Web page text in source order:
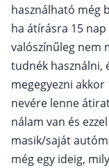
használható még
ha átírásra 15
valószínűleg nem
tudnék használni,
megegyezni
nevére lenne
nálam van és
masik/saját
még egy ideig,